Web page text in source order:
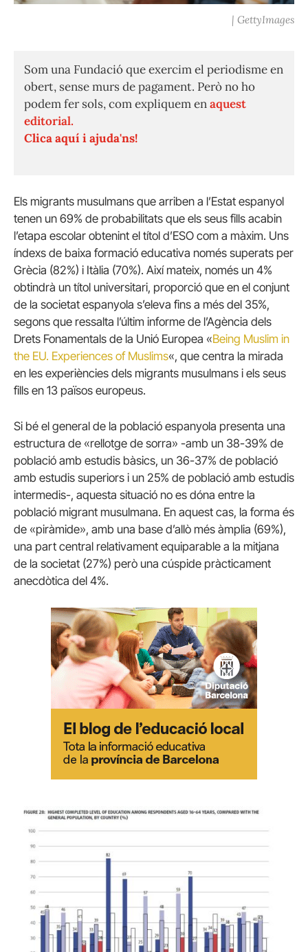
| GettyImages
Som una Fundació que exercim el periodisme en
obert, sense murs de pagament. Però no ho
podem fer sols, com expliquem enaquest
editorial.
Clica aquí i ajuda'ns!
Els migrants musulmans que arriben a l’Estat espanyol
tenen un 69% de probabilitats que els seus fills acabin
l’etapa escolar obtenint el títol d’ESO com a màxim. Uns
índexs de baixa formació educativa només superats per
Grècia (82%) i Itàlia (70%). Així mateix, només un 4%
obtindrà un títol universitari, proporció que en el conjunt
de la societat espanyola s’eleva fins a més del 35%,
segons que ressalta l’últim informe de l’Agència dels
Drets Fonamentals de la Unió Europea «Being Muslim in
the EU. Experiences of Muslims«, que centra la mirada
en les experiències dels migrants musulmans i els seus
fills en 13 països europeus.
Si bé el general de la població espanyola presenta una
estructura de «rellotge de sorra» -amb un 38-39% de
població amb estudis bàsics, un 36-37% de població
amb estudis superiors i un 25% de població amb estudis
intermedis-, aquesta situació no es dóna entre la
població migrant musulmana. En aquest cas, la forma és
de «piràmide», amb una base d’allò més àmplia (69%),
una part central relativament equiparable a la mitjana
de la societat (27%) però una cúspide pràcticament
anecdòtica del 4%.